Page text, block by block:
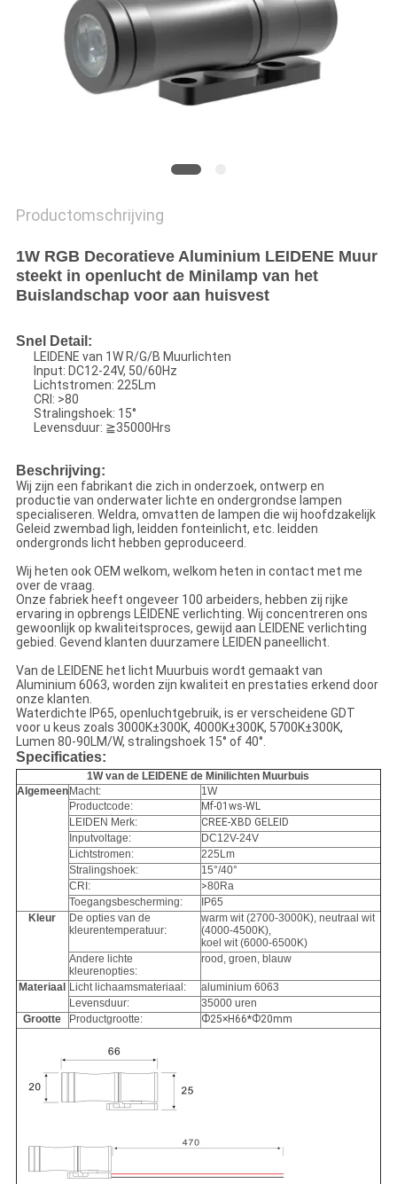
Productomschrijving
1W RGB Decoratieve Aluminium LEIDENE Muur
steekt in openlucht de Minilamp van het
Buislandschap voor aan huisvest
Snel Detail:
LEIDENE van 1W R/G/B Muurlichten
Input: DC12-24V, 50/60Hz
Lichtstromen: 225Lm
CRI: >80
Stralingshoek: 15°
Levensduur: ≧35000Hrs
Beschrijving:
Wij zijn een fabrikant die zich in onderzoek, ontwerp en
productie van onderwater lichte en ondergrondse lampen
specialiseren. Weldra, omvatten de lampen die wij hoofdzakelijk
Geleid zwembad ligh, leidden fonteinlicht, etc. leidden
ondergronds licht hebben geproduceerd.
Wij heten ook OEM welkom, welkom heten in contact met me
over de vraag.
Onze fabriek heeft ongeveer 100 arbeiders, hebben zij rijke
ervaring in opbrengs LEIDENE verlichting. Wij concentreren ons
gewoonlijk op kwaliteitsproces, gewijd aan LEIDENE verlichting
gebied. Gevend klanten duurzamere LEIDEN paneellicht.
Van de LEIDENE het licht Muurbuis wordt gemaakt van
Aluminium 6063, worden zijn kwaliteit en prestaties erkend door
onze klanten.
Waterdichte IP65, openluchtgebruik, is er verscheidene GDT
voor u keus zoals 3000K±300K, 4000K±300K, 5700K±300K,
Lumen 80-90LM/W, stralingshoek 15° of 40°.
Specificaties:
1W van de LEIDENE de Minilichten Muurbuis
Algemeen Macht:
1W
Productcode:
Mf-01ws-WL
LEIDEN Merk:
CREE-XBD GELEID
Inputvoltage:
DC12V-24V
Lichtstromen:
225Lm
Stralingshoek:
15°/40°
CRI:
>80Ra
Toegangsbescherming:
IP65
Kleur
De opties van de
kleurentemperatuur:
warm wit (2700-3000K), neutraal wit
(4000-4500K),
koel wit (6000-6500K)
Andere lichte
kleurenopties:
rood, groen, blauw
Materiaal Licht lichaamsmateriaal:
aluminium 6063
Levensduur:
35000 uren
Grootte
Productgrootte: Ф25×H66*Ф20mm